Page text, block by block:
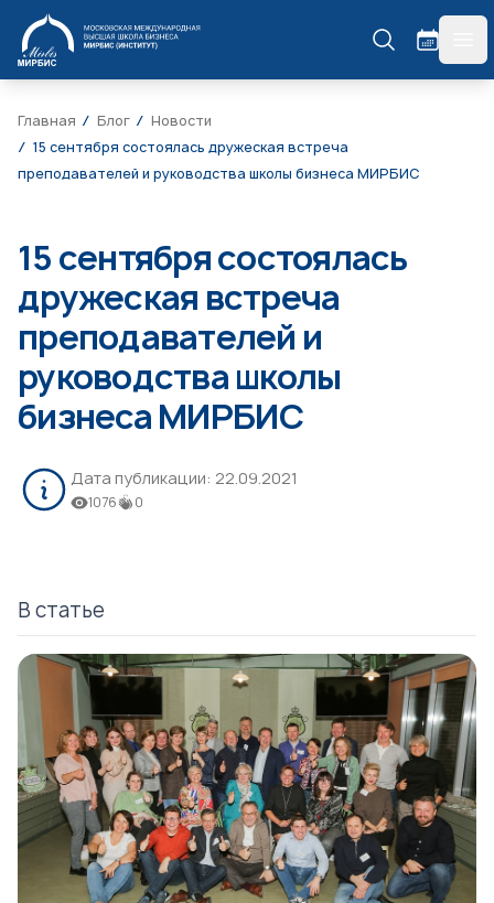
МИРБИС
Главная Блог
Новости
15 сентября состоялась дружеская встреча
преподавателей и руководства школы бизнеса МИРБИС
15 сентября состоялась
дружеская встреча
преподавателей и
руководства школы
бизнеса МИРБИС
Дата публикации: 22.09.2021
1076 0
В статье